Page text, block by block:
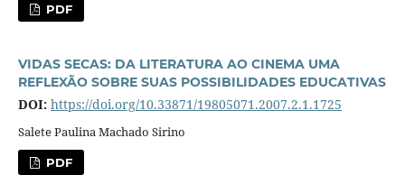
PDF
VIDAS SECAS: DA LITERATURA AO CINEMA UMA
REFLEXÃO SOBRE SUAS POSSIBILIDADES EDUCATIVAS
DOI: https://doi.org/10.33871/19805071.2007.2.1.1725
Salete Paulina Machado Sirino
PDF